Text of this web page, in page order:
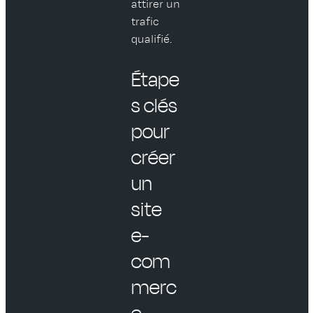
attirer un
trafic
qualifié.
Étape
s clés
pour
créer
un
site
e-
com
merc